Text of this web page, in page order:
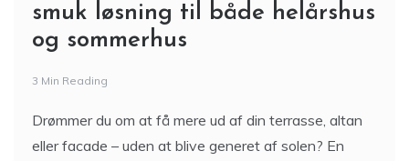
smuk løsning til både helårshus
og sommerhus
3 Min Reading
Drømmer du om at få mere ud af din terrasse, altan
eller facade – uden at blive generet af solen? En